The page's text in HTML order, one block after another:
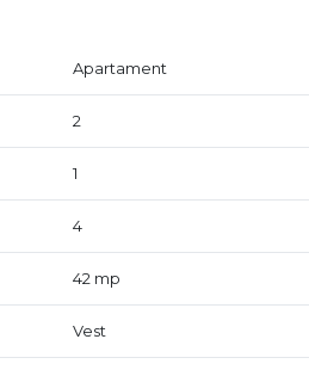
4 și se vinde nemobilat,
propriul gust.
sau cuplu/tânăr la început
Apartament
2
1
4
42 mp
Vest